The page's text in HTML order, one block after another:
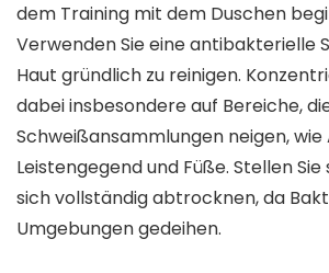
dem Training mit dem Duschen
Verwenden Sie eine antibakterielle
Haut gründlich zu reinigen.
dabei insbesondere auf Bereiche,
Schweißansammlungen neigen, wie
Leistengegend und Füße. Stellen Sie
sich vollständig abtrocknen, da
Umgebungen gedeihen.